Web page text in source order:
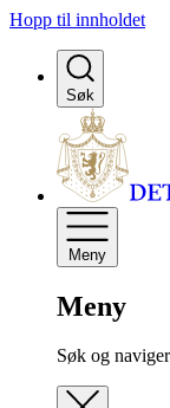
Hopp til innholdet
Søk
Meny
Meny
Søk og naviger